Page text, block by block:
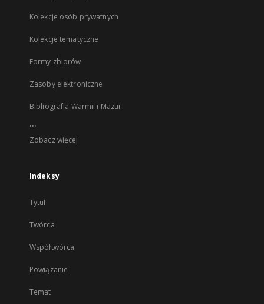
Kolekcje osób prywatnych
Kolekcje tematyczne
Formy zbiorów
Zasoby elektroniczne
Bibliografia Warmii i Mazur
...
Zobacz więcej
Indeksy
Tytuł
Twórca
Współtwórca
Powiązanie
Temat